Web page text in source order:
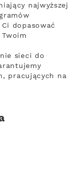
najwyższej
dopasować
sieci do
pracujących na